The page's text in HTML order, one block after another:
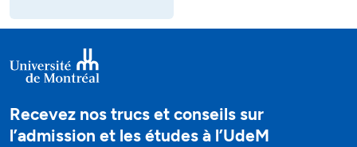
Recevez nos trucs et conseils sur
l’admission et les études à l’UdeM